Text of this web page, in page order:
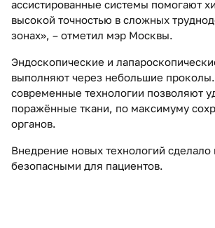
ассистированные системы помогают
высокой точностью в сложных
зонах», – отметил мэр Москвы.
Эндоскопические и
выполняют через небольшие
современные технологии позволяют
поражённые ткани, по максимуму
органов.
Внедрение новых технологий сделало
безопасными для пациентов.